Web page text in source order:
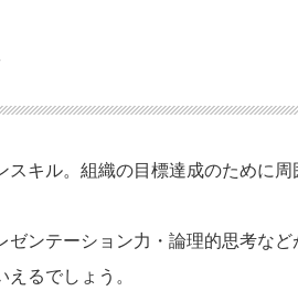
スキル。組織の目標達成のために
ンテーション力・論理的思考な
るでしょう。